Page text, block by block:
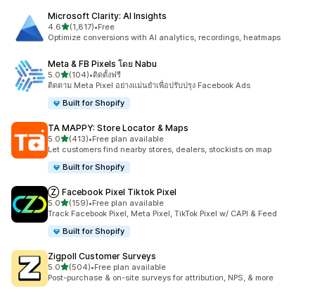
Microsoft Clarity: AI Insights
4.6เต็ม 5 ดาว
(1,817)
ทั้งหมด 1817 รีวิว
•Free
Optimize conversions with AI analytics, recordings, heatmaps
Meta & FB Pixels โดย Nabu
5.0เต็ม 5 ดาว
(104)
ทั้งหมด 104 รีวิว
•ติดตั้งฟรี
ติดตาม Meta Pixel อย่างแม่นยำเพื่อปรับปรุง Facebook Ads
Built for Shopify
TA MAPPY: Store Locator & Maps
5.0เต็ม 5 ดาว
(413)
ทั้งหมด 413 รีวิว
•Free plan available
Let customers find nearby stores, dealers, stockists on map
Built for Shopify
Ⓩ Facebook Pixel Tiktok Pixel
5.0เต็ม 5 ดาว
(159)
ทั้งหมด 159 รีวิว
•Free plan available
Track Facebook Pixel, Meta Pixel, TikTok Pixel w/ CAPI & Feed
Built for Shopify
Zigpoll Customer Surveys
5.0เต็ม 5 ดาว
(504)
ทั้งหมด 504 รีวิว
•Free plan available
Post-purchase & on-site surveys for attribution, NPS, & more